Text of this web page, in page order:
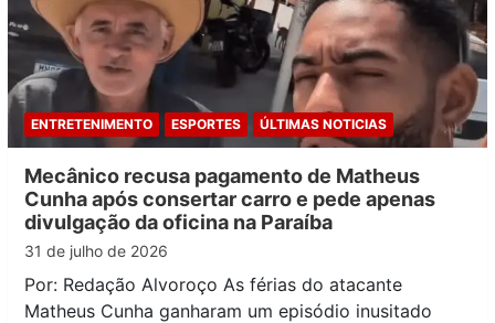
ENTRETENIMENTO ESPORTES ÚLTIMAS NOTICIAS
Mecânico recusa pagamento de Matheus
Cunha após consertar carro e pede apenas
divulgação da oficina na Paraíba
31 de julho de 2026
Por: Redação Alvoroço As férias do atacante
Matheus Cunha ganharam um episódio inusitado